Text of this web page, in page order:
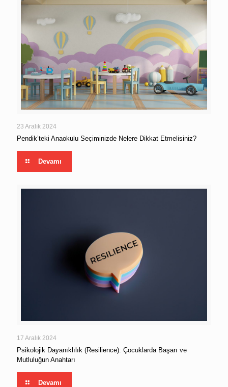
23 Aralık 2024
Pendik’teki Anaokulu Seçiminizde Nelere Dikkat Etmelisiniz?
Devamı
17 Aralık 2024
Psikolojik Dayanıklılık (Resilience): Çocuklarda Başarı ve
Mutluluğun Anahtarı
Devamı